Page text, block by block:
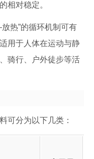
相对稳定。
热”的循环机制可有
用于人体在运动与静
骑行、户外徒步等活
可分为以下几类：